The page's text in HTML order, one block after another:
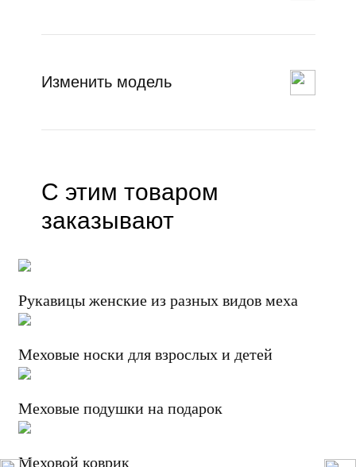
Изменить модель
С этим товаром
заказывают
Рукавицы женские из разных видов меха
Меховые носки для взрослых и детей
Меховые подушки на подарок
Меховой коврик